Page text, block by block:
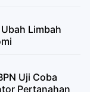
Limbah
Uji Coba
Pertanahan